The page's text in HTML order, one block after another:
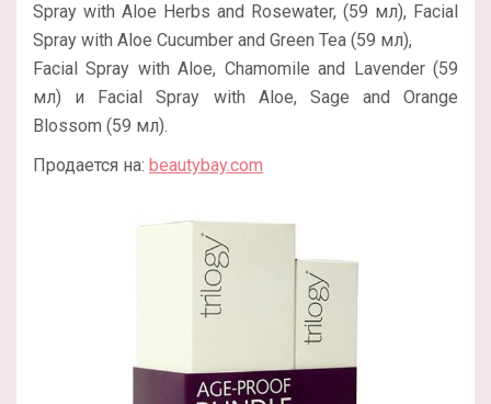
Spray with Aloe Herbs and Rosewater, (59 мл), Facial
Spray with Aloe Cucumber and Green Tea (59 мл),
Facial Spray with Aloe, Chamomile and Lavender (59
мл) и Facial Spray with Aloe, Sage and Orange
Blossom (59 мл).
Продается на: beautybay.com